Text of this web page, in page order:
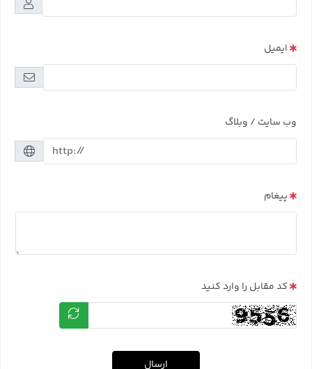
ایمیل
وب سایت / وبلاگ
پیغام
کد مقابل را وارد کنید
ارسال